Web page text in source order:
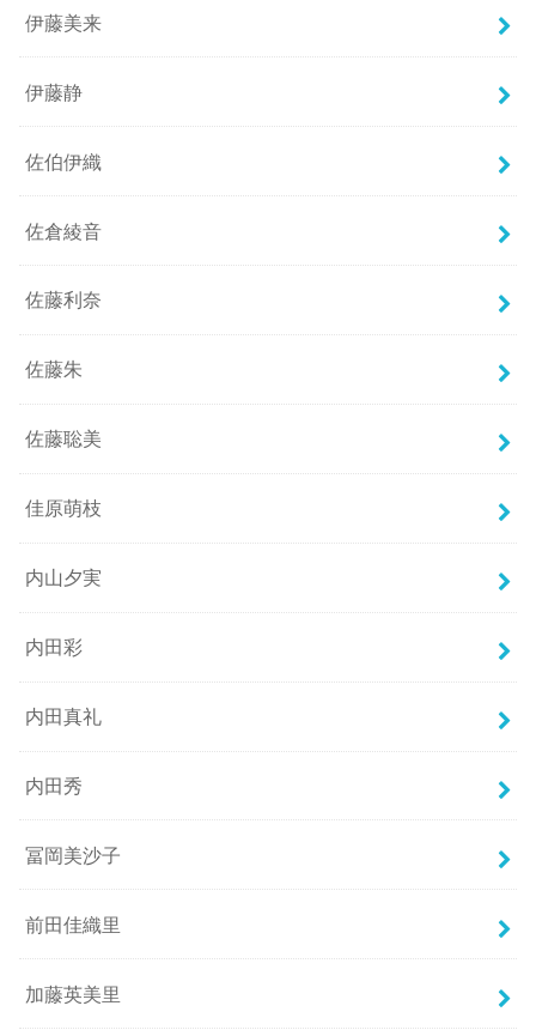
伊藤美来
伊藤静
佐伯伊織
佐倉綾音
佐藤利奈
佐藤朱
佐藤聡美
佳原萌枝
内山夕実
内田彩
内田真礼
内田秀
冨岡美沙子
前田佳織里
加藤英美里